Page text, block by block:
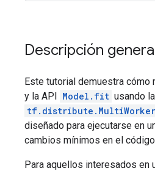
Descripción
Este tutorial demuestra cómo
y la API Model.fit usando
diseñado para ejecutarse en
cambios mínimos en el
Para aquellos interesados ​​en